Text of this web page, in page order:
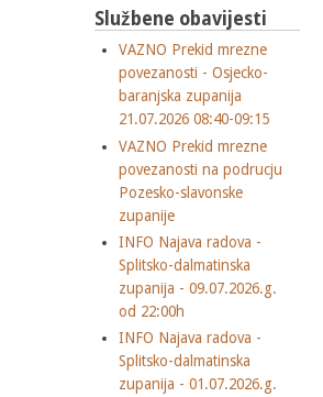
Službene obavijesti
VAZNO Prekid mrezne
povezanosti - Osjecko-
baranjska zupanija
21.07.2026 08:40-09:15
VAZNO Prekid mrezne
povezanosti na podrucju
Pozesko-slavonske
zupanije
INFO Najava radova -
Splitsko-dalmatinska
zupanija - 09.07.2026.g.
od 22:00h
INFO Najava radova -
Splitsko-dalmatinska
zupanija - 01.07.2026.g.